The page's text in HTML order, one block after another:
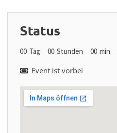
Status
00 Tag 00 Stunden 00 min
Event ist vorbei